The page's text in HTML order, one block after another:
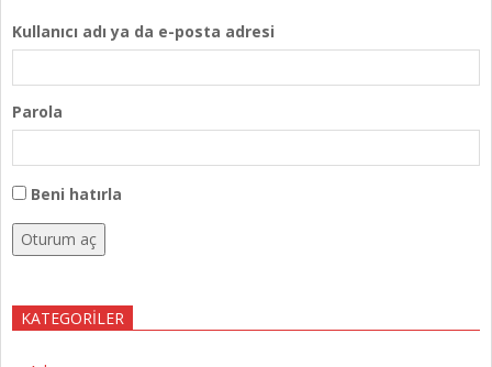
Kullanıcı adı ya da e-posta adresi
Parola
Beni hatırla
Oturum aç
KATEGORILER